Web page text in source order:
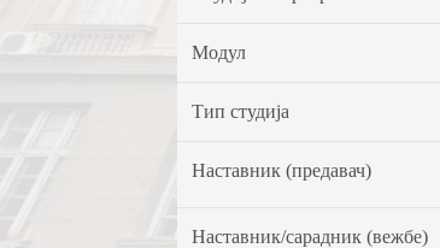
Модул
Тип студија
Наставник (предавач)
Наставник/сарадник (вежбе)